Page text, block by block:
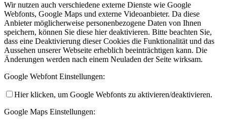
Wir nutzen auch verschiedene externe Dienste wie Google
Webfonts, Google Maps und externe Videoanbieter. Da diese
Anbieter möglicherweise personenbezogene Daten von Ihnen
speichern, können Sie diese hier deaktivieren. Bitte beachten Sie,
dass eine Deaktivierung dieser Cookies die Funktionalität und das
Aussehen unserer Webseite erheblich beeinträchtigen kann. Die
Änderungen werden nach einem Neuladen der Seite wirksam.
Google Webfont Einstellungen:
Hier klicken, um Google Webfonts zu aktivieren/deaktivieren.
Google Maps Einstellungen: